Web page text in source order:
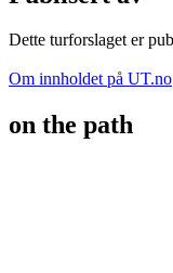
Dette turforslaget er
Om innholdet på UT.no
on the path